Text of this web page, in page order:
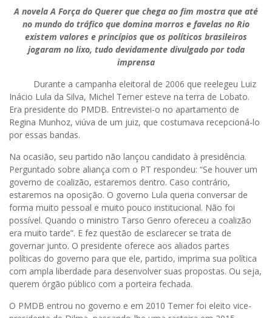
A novela A Força do Querer que chega ao fim mostra que até
no mundo do tráfico que domina morros e favelas no Rio
existem valores e princípios que os políticos brasileiros
jogaram no lixo, tudo devidamente divulgado por toda
imprensa
Durante a campanha eleitoral de 2006 que reelegeu Luiz
Inácio Lula da Silva, Michel Temer esteve na terra de Lobato.
Era presidente do PMDB. Entrevistei-o no apartamento de
Regina Munhoz, viúva de um juiz, que costumava recepcioná-lo
por essas bandas.
Na ocasião, seu partido não lançou candidato à presidência.
Perguntado sobre aliança com o PT respondeu: “Se houver um
governo de coalizão, estaremos dentro. Caso contrário,
estaremos na oposição. O governo Lula queria conversar de
forma muito pessoal e muito pouco institucional. Não foi
possível. Quando o ministro Tarso Genro ofereceu a coalizão
era muito tarde”. E fez questão de esclarecer se trata de
governar junto. O presidente oferece aos aliados partes
políticas do governo para que ele, partido, imprima sua política
com ampla liberdade para desenvolver suas propostas. Ou seja,
querem órgão público com a porteira fechada.
O PMDB entrou no governo e em 2010 Temer foi eleito vice-